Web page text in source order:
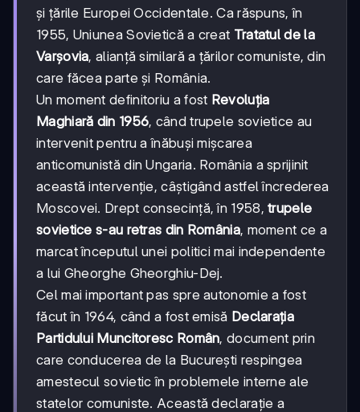
și țările Europei Occidentale. Ca răspuns, în
1955, Uniunea Sovietică a creat Tratatul de la
Varșovia, alianță similară a țărilor comuniste, din
care făcea parte și România.
Un moment definitoriu a fost Revoluția
Maghiară din 1956, când trupele sovietice au
intervenit pentru a înăbuși mișcarea
anticomunistă din Ungaria. România a sprijinit
această intervenție, câștigând astfel încrederea
Moscovei. Drept consecință, în 1958,trupele
sovietice s-au retras din România, moment ce a
marcat începutul unei politici mai independente
a lui Gheorghe Gheorghiu-Dej.
Cel mai important pas spre autonomie a fost
făcut în 1964, când a fost emisă Declarația
Partidului Muncitoresc Român, document prin
care conducerea de la București respingea
amestecul sovietic în problemele interne ale
statelor comuniste. Această declarație a